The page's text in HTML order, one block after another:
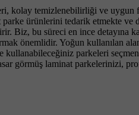
kolay temizlenebilirliği ve uygun
ürünlerini tedarik etmekte ve
Biz, bu süreci en ince detayına
önemlidir. Yoğun kullanılan
parkeleri
görmüş laminat parkelerinizi,